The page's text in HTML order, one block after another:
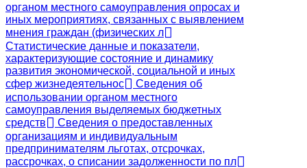
органом местного самоуправления опросах и
иных мероприятиях, связанных с выявлением
мнения граждан (физических л
Статистические данные и показатели,
характеризующие состояние и динамику
развития экономической, социальной и иных
сфер жизнедеятельнос
Сведения об
использовании органом местного
самоуправления выделяемых бюджетных
средств
Сведения о предоставленных
организациям и индивидуальным
предпринимателям льготах, отсрочках,
рассрочках, о списании задолженности по пл